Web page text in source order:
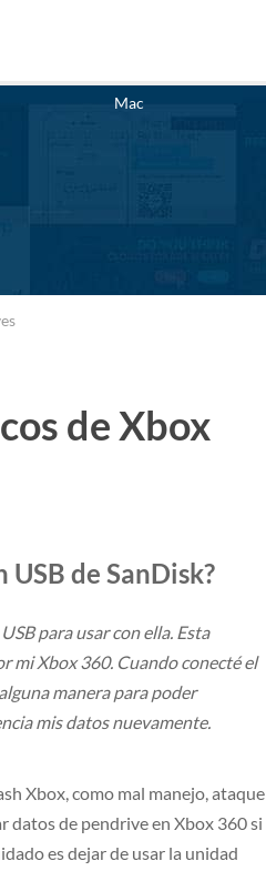
Mac
de Xbox
de SanDisk?
para usar con ella. Esta
mi Xbox 360. Cuando conecté el
manera para poder
mis datos nuevamente.
Xbox, como mal manejo, ataque
datos de pendrive en Xbox 360 si
es dejar de usar la unidad